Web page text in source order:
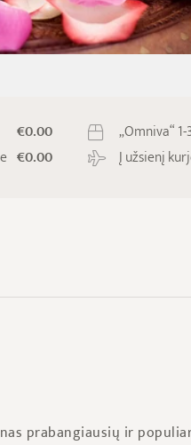
€0.00
€0.00
„Omniva“ 1-
Į užsienį
prabangiausių ir